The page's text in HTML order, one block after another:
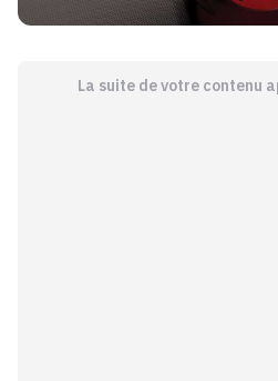
La suite de votre contenu